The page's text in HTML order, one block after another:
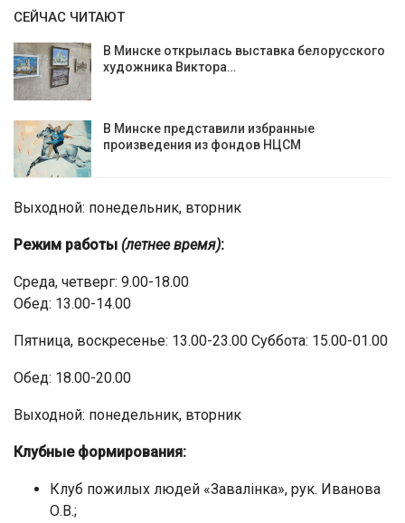
СЕЙЧАС ЧИТАЮТ
В Минске открылась выставка белорусского
художника Виктора…
В Минске представили избранные
произведения из фондов НЦСМ
Выходной: понедельник, вторник
Режим работы (летнее время):
Среда, четверг: 9.00-18.00
Обед: 13.00-14.00
Пятница, воскресенье: 13.00-23.00 Суббота: 15.00-01.00
Обед: 18.00-20.00
Выходной: понедельник, вторник
Клубные формирования:
Клуб пожилых людей «Завалінка», рук. Иванова
О.В.;